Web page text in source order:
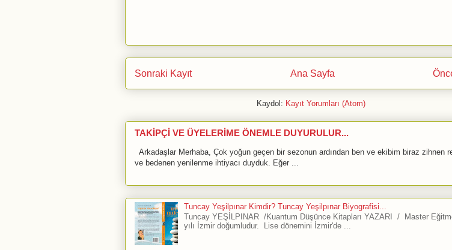
Sonraki Kayıt Ana Sayfa
Kaydol: Kayıt Yorumları (Atom)
TAKİPÇİ VE ÜYELERİME ÖNEMLE DUYURULUR...
Arkadaşlar Merhaba, Çok yoğun geçen bir sezonun ardından ben ve ekibim biraz zihnen
ve bedenen yenilenme ihtiyacı duyduk. Eğer ...
Tuncay Yeşilpınar Kimdir? Tuncay Yeşilpınar Biyografisi...
Tuncay YEŞİLPINAR /Kuantum Düşünce Kitapları YAZARI / Master
yılı İzmir doğumludur. Lise dönemini İzmir'de ...